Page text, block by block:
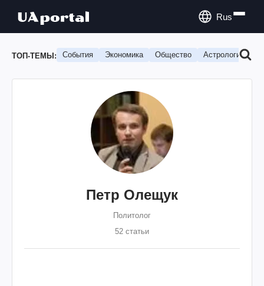
Rus
ТОП-ТЕМЫ: События Экономика Общество Астрология
Петр Олещук
Политолог
52 статьи